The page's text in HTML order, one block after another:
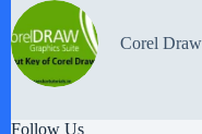
Corel
Follow Us